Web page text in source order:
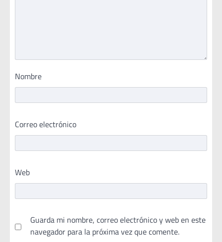
Nombre
Correo electrónico
Web
Guarda mi nombre, correo electrónico y web en este
navegador para la próxima vez que comente.